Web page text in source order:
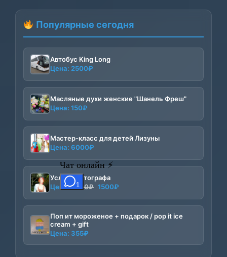
Популярные сегодня
Автобус King Long
Цена: 2500₽
Масляные духи женские "Шанель Фреш"
Цена: 150₽
Мастер-класс для детей Лизуны
Цена: 6000₽
Услуги фотографа
Цена:2000₽ Первоначальная
составляла
2000₽.
1500₽
1500₽.
Поп ит мороженое + подарок / pop it ice
cream + gift
Цена: 355₽